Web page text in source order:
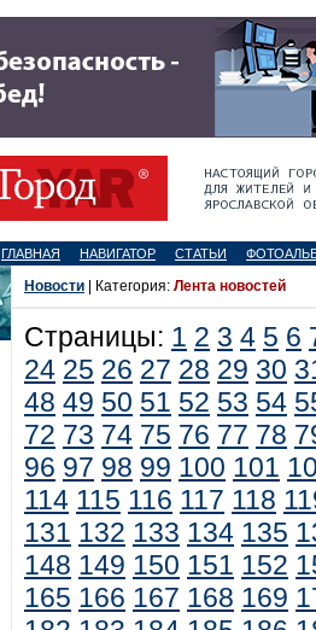
ГЛАВНАЯ НАВИГАТОР СТАТЬИ
Новости | Категория: Лента новостей
Страницы: 1 2 3 4 5 6
24 25 26 27 28 29 30
48 49 50 51 52 53 54
72 73 74 75 76 77 78
96 97 98 99 100 101
114 115 116 117 118
131 132 133 134 135
148 149 150 151 152
165 166 167 168 169